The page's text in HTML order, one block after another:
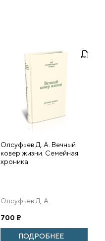
Олсуфьев Д. А. Вечный
ковер жизни. Семейная
хроника
Олсуфьев Д. А.
700 ₽
ПОДРОБНЕЕ